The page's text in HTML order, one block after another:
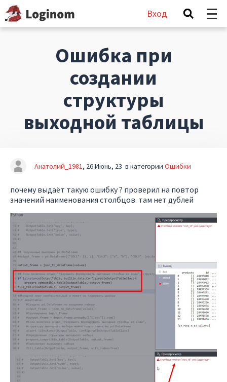
Вход
Ошибка при
создании
структуры
выходной таблицы
Анатолий_1981 26 Июнь, 23 в категории Ошибки
почему выдаёт такую ошибку ? проверил на повтор
значений наименования столбцов. там нет дублей